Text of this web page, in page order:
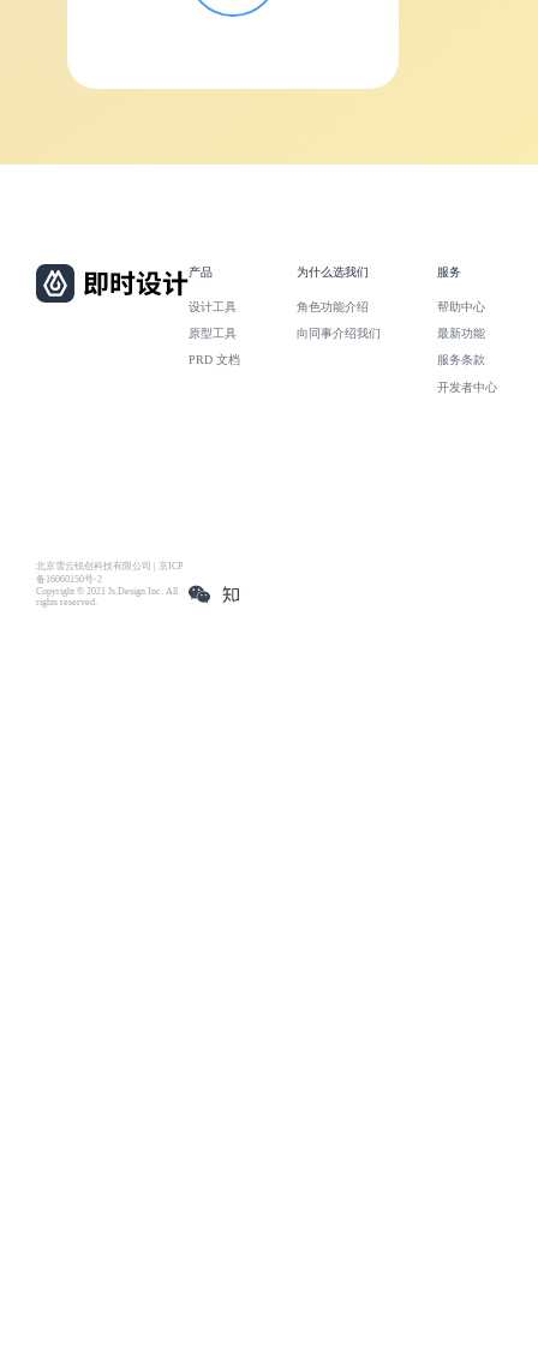
北京雪云锐创科技有限公司 | 京ICP
备16060150号-2
Copyright © 2021 Js.Design Inc. All
rights reserved.
产品
设计工具
原型工具
PRD 文档
为什么选我们
角色功能介绍
向同事介绍我们
服务
帮助中心
最新功能
服务条款
开发者中心